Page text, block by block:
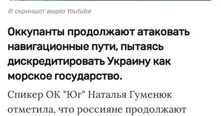
© скриншот видео Youtube
Оккупанты продолжают атаковать
навигационные пути, пытаясь
дискредитировать Украину как
морское государство.
Спикер ОК "Юг" Наталья Гуменюк
отметила, что россияне продолжают